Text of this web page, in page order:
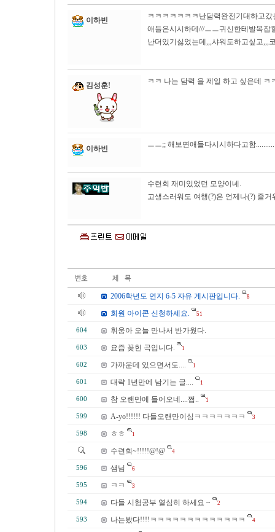
이하빈
ㅋㅋㅋㅋㅋㅋㅋ난담력완전기대하고
애들은시시하데///ㅡㅡ귀신한테발목잡
난더있기싫었는데,,,샤워도하고싶고,,,
김성훈! ㅋㅋ 나는 담력 을 제일 하고 싶은데 ㅋ
이하빈 ㅡㅡ;; 해보면애들다시시하다고함
수련회 재미있었던 모양이네.
고생스러워도 여행(?)은 언제나(?) 즐거
2006학년도 연지 6-5 자유 게시판입니다. 8
회원 아이콘 신청하세요. 51
604 휘웅아 오늘 만나서 반가웠다.
603 요즘 꽂힌 곡입니다. 1
602 가까운데 있으면서도.... 1
601 대략 1년만에 남기는 글.... 1
600 참 오랜만에 들어오네....쩝.. 1
599 A-yo!!!!!! 다들오랜만이심ㅋㅋㅋㅋㅋㅋㅋ 3
598 ㅎㅎ 1
수련회~!!!!!@!@ 4
596 샘님 6
595 ㅋㅋ 3
594 다들 시험공부 열심히 하세요 ~ 2
593 나는봤다!!!!ㅋㅋㅋㅋㅋㅋㅋㅋㅋㅋㅋㅋㅋ 4